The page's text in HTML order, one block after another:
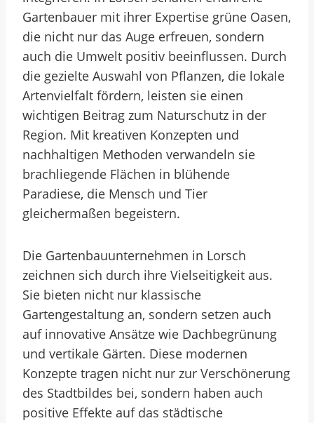
Gartenbauer mit ihrer Expertise grüne Oasen,
die nicht nur das Auge erfreuen, sondern
auch die Umwelt positiv beeinflussen. Durch
die gezielte Auswahl von Pflanzen, die lokale
Artenvielfalt fördern, leisten sie einen
wichtigen Beitrag zum Naturschutz in der
Region. Mit kreativen Konzepten und
nachhaltigen Methoden verwandeln sie
brachliegende Flächen in blühende
Paradiese, die Mensch und Tier
gleichermaßen begeistern.
Die Gartenbauunternehmen in Lorsch
zeichnen sich durch ihre Vielseitigkeit aus.
Sie bieten nicht nur klassische
Gartengestaltung an, sondern setzen auch
auf innovative Ansätze wie Dachbegrünung
und vertikale Gärten. Diese modernen
Konzepte tragen nicht nur zur Verschönerung
des Stadtbildes bei, sondern haben auch
positive Effekte auf das städtische